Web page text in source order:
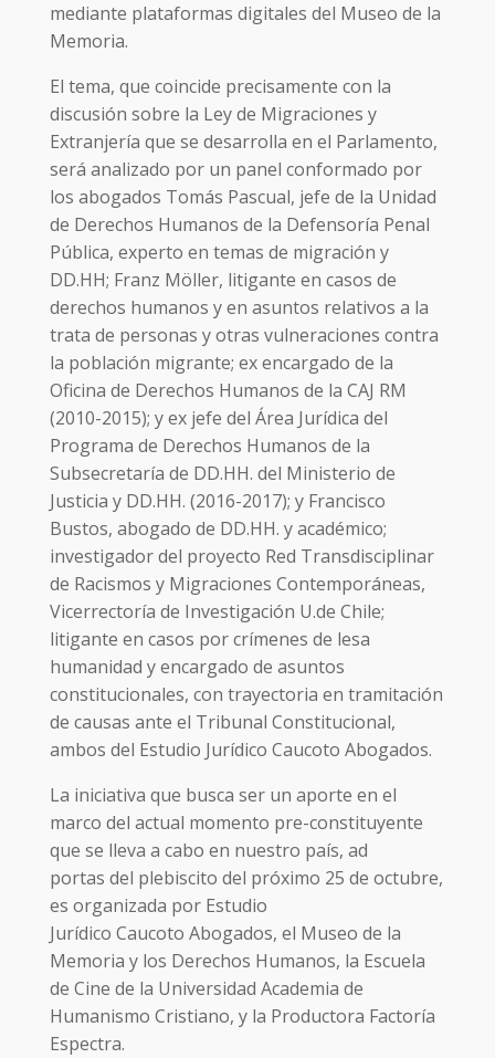
mediante plataformas digitales del Museo de la
Memoria.
El tema, que coincide precisamente con la
discusión sobre la Ley de Migraciones y
Extranjería que se desarrolla en el Parlamento,
será analizado por un panel conformado por
los abogados Tomás Pascual, jefe de la Unidad
de Derechos Humanos de la Defensoría Penal
Pública, experto en temas de migración y
DD.HH; Franz Möller, litigante en casos de
derechos humanos y en asuntos relativos a la
trata de personas y otras vulneraciones contra
la población migrante; ex encargado de la
Oficina de Derechos Humanos de la CAJ RM
(2010-2015); y ex jefe del Área Jurídica del
Programa de Derechos Humanos de la
Subsecretaría de DD.HH. del Ministerio de
Justicia y DD.HH. (2016-2017); y Francisco
Bustos, abogado de DD.HH. y académico;
investigador del proyecto Red Transdisciplinar
de Racismos y Migraciones Contemporáneas,
Vicerrectoría de Investigación U.de Chile;
litigante en casos por crímenes de lesa
humanidad y encargado de asuntos
constitucionales, con trayectoria en tramitación
de causas ante el Tribunal Constitucional,
ambos del Estudio Jurídico Caucoto Abogados.
La iniciativa que busca ser un aporte en el
marco del actual momento pre-constituyente
que se lleva a cabo en nuestro país, ad
portas del plebiscito del próximo 25 de octubre,
es organizada por Estudio
Jurídico Caucoto Abogados, el Museo de la
Memoria y los Derechos Humanos, la Escuela
de Cine de la Universidad Academia de
Humanismo Cristiano, y la Productora Factoría
Espectra.